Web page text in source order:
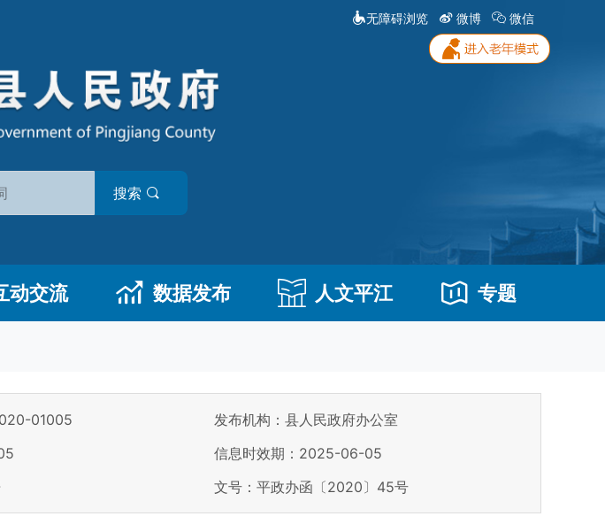
无障碍浏览 微博 微信
搜索
动交流 数据发布 人文平江 专题
01005
发布机构：县人民政府办公室
信息时效期： 2025-06-05
文号：平政办函〔2020〕45号